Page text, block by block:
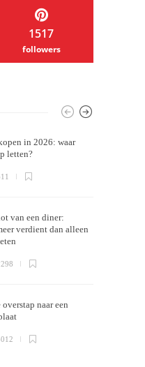
1517
followers
. Join us right
in 2026: waar
letten?
van een diner:
verdient dan alleen
naar een